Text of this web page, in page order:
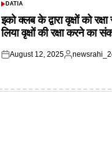
POSTED
DATIA
इको क्लब के द्वारा वृक्षों को
लिया वृक्षों की रक्षा करने का
Posted
August 12, 2025
Posted